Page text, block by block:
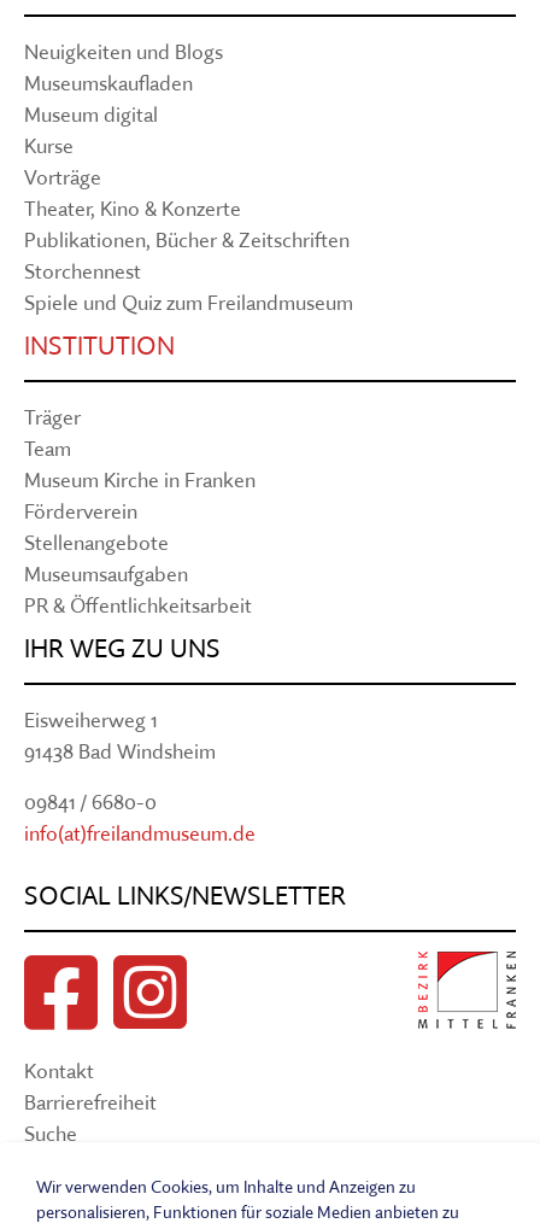
Neuigkeiten und Blogs
Museumskaufladen
Museum digital
Kurse
Vorträge
Theater, Kino & Konzerte
Publikationen, Bücher & Zeitschriften
Storchennest
Spiele und Quiz zum Freilandmuseum
INSTITUTION
Träger
Team
Museum Kirche in Franken
Förderverein
Stellenangebote
Museumsaufgaben
PR & Öffentlichkeitsarbeit
IHR WEG ZU UNS
Eisweiherweg 1
91438 Bad Windsheim
09841 / 6680-0
info(at)freilandmuseum.de
SOCIAL LINKS/NEWSLETTER
Kontakt
Barrierefreiheit
Suche
Impressum
Wir verwenden Cookies, um Inhalte und Anzeigen zu
personalisieren, Funktionen für soziale Medien anbieten zu